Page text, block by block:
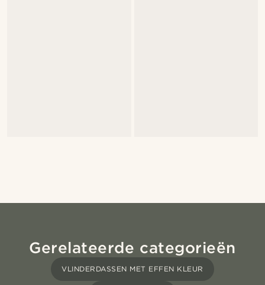
Gerelateerde categorieën
VLINDERDASSEN MET EFFEN KLEUR